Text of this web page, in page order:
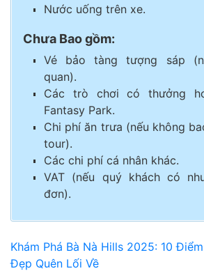
Nước uống trên xe.
Chưa Bao gồm:
Vé bảo tàng tượng sáp
quan).
Các trò chơi có thưởng
Fantasy Park.
Chi phí ăn trưa (nếu không
tour).
Các chi phí cá nhân khác.
VAT (nếu quý khách có
đơn).
Khám Phá Bà Nà Hills 2025: 10
Đẹp Quên Lối Về